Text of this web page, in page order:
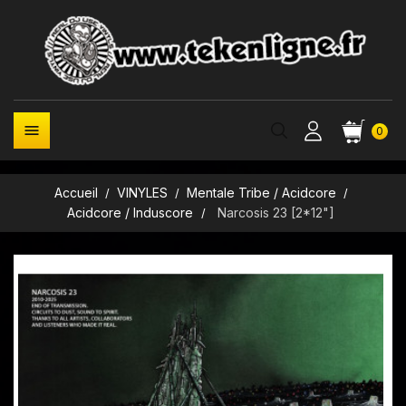
0

Accueil VINYLES
Mentale Tribe / Acidcore
Acidcore / Induscore
Narcosis 23 [2*12"]